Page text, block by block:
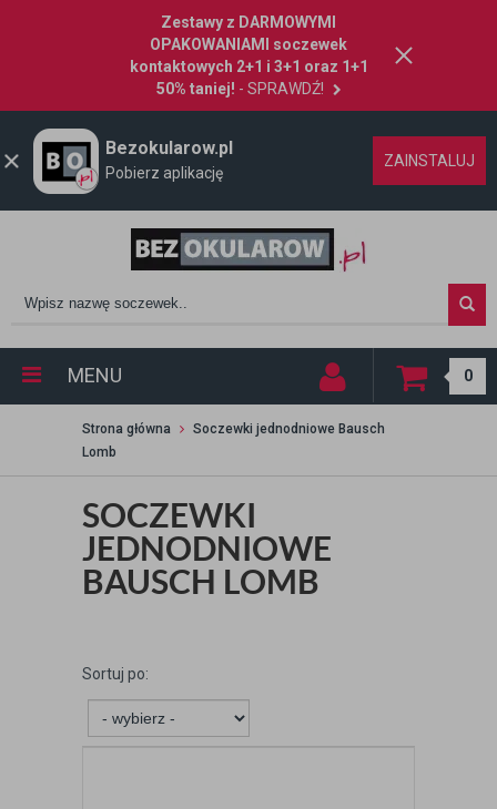
Zestawy z DARMOWYMI
OPAKOWANIAMI soczewek
kontaktowych 2+1 i 3+1 oraz 1+1
50% taniej! - SPRAWDŹ!
Bezokularow.pl
Pobierz aplikację
ZAINSTALUJ
MENU 0
Strona główna
Soczewki jednodniowe Bausch
Lomb
SOCZEWKI
JEDNODNIOWE
BAUSCH LOMB
Sortuj po: